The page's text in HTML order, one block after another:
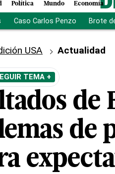
Política Mundo Economía
Caso Carlos Penzo Brote
USA Actualidad
TEMA +
de
de